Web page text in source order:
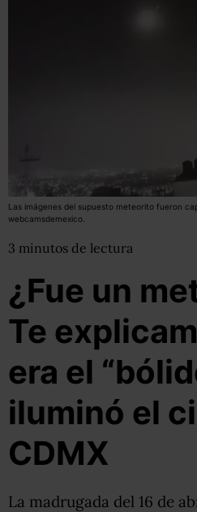
Las imágenes del supuesto meteorito fueron
webcamsdemexico.
3 minutos de lectura
¿Fue un
Te
era el
iluminó el
CDMX
La madrugada del 16 de